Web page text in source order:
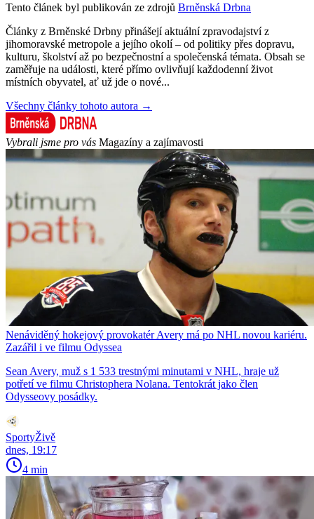
Tento článek byl publikován ze zdrojů Brněnská Drbna
Články z Brněnské Drbny přinášejí aktuální zpravodajství z
jihomoravské metropole a jejího okolí – od politiky přes dopravu,
kulturu, školství až po bezpečnostní a společenská témata. Obsah se
zaměřuje na události, které přímo ovlivňují každodenní život
místních obyvatel, ať už jde o nové...
Všechny články tohoto autora →
Vybrali jsme pro vás Magazíny a zajímavosti
Nenáviděný hokejový provokatér Avery má po NHL novou kariéru.
Zazářil i ve filmu Odyssea
Sean Avery, muž s 1 533 trestnými minutami v NHL, hraje už
potřetí ve filmu Christophera Nolana. Tentokrát jako člen
Odysseovy posádky.
SportyŽivě
dnes, 19:17
4 min